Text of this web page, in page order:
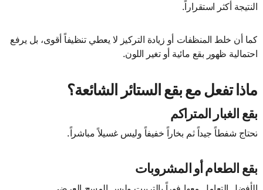
النتيجة أكثر استقراراً.
كما أن خلط المنظفات أو زيادة التركيز لا يعطي تنظيفاً أقوى، بل يرفع
احتمالية ظهور بقع مائية أو تغير اللون.
ماذا تفعل مع بقع الستائر الشائعة؟
بقع الغبار المتراكم
تحتاج شفطاً جيداً ثم بخاراً خفيفاً وليس غسيلاً مباشراً.
بقع الطعام أو المشروبات